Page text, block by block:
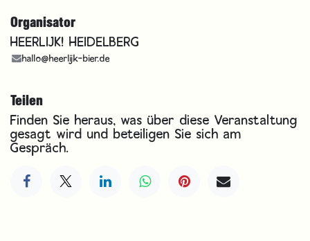
Organisator
HEERLIJK! HEIDELBERG
hallo@heerlijk-bier.de
Teilen
Finden Sie heraus, was über diese Veranstaltung
gesagt wird und beteiligen Sie sich am
Gespräch.